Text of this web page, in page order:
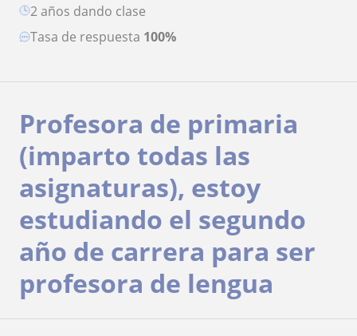
2 años dando clase
Tasa de respuesta 100%
Profesora de primaria
(imparto todas las
asignaturas), estoy
estudiando el segundo
año de carrera para ser
profesora de lengua